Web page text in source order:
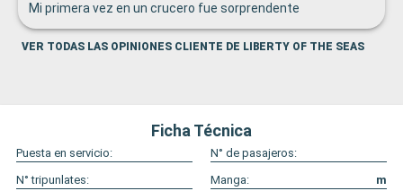
Mi primera vez en un crucero fue sorprendente
VER TODAS LAS OPINIONES CLIENTE DE LIBERTY OF THE SEAS
Ficha Técnica
Puesta en servicio:
N° de pasajeros:
N° tripunlates:
Manga:
m